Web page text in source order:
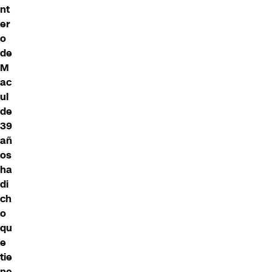
nt
er
o
de
M
ac
ul
de
39
añ
os
ha
di
ch
o
qu
e
tie